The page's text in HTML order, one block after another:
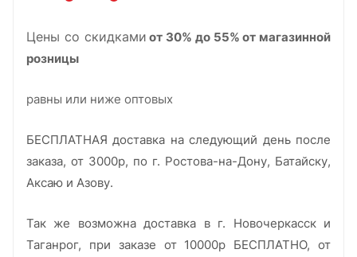
Цены со скидками от 30% до 55% от магазинной
розницы
равны или ниже оптовых
БЕСПЛАТНАЯ доставка на следующий день после
заказа, от 3000р, по г. Ростова-на-Дону, Батайску,
Аксаю и Азову.
Так же возможна доставка в г. Новочеркасск и
Таганрог, при заказе от 10000р БЕСПЛАТНО, от